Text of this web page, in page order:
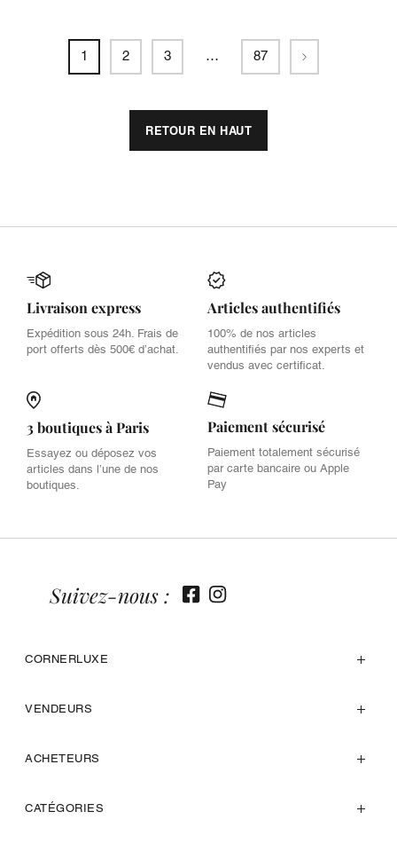
1 2 3 … 87 Suivant
RETOUR EN HAUT
Livraison express
Expédition sous 24h. Frais de
port offerts dès 500€ d’achat.
Articles authentifiés
100% de nos articles
authentifiés par nos experts et
vendus avec certificat.
3 boutiques à Paris
Essayez ou déposez vos
articles dans l’une de nos
boutiques.
Paiement sécurisé
Paiement totalement sécurisé
par carte bancaire ou Apple
Pay
CORNERLUXE
VENDEURS
ACHETEURS
CATÉGORIES
Suivez-nous :